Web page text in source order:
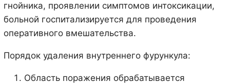
гнойника, проявлении симптомов интоксикации,
больной госпитализируется для проведения
оперативного вмешательства.
Порядок удаления внутреннего фурункула:
Область поражения обрабатывается